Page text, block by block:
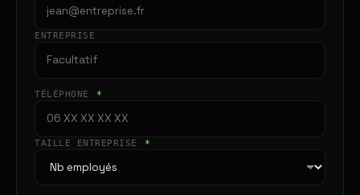
ENTREPRISE
TÉLÉPHONE *
TAILLE ENTREPRISE *